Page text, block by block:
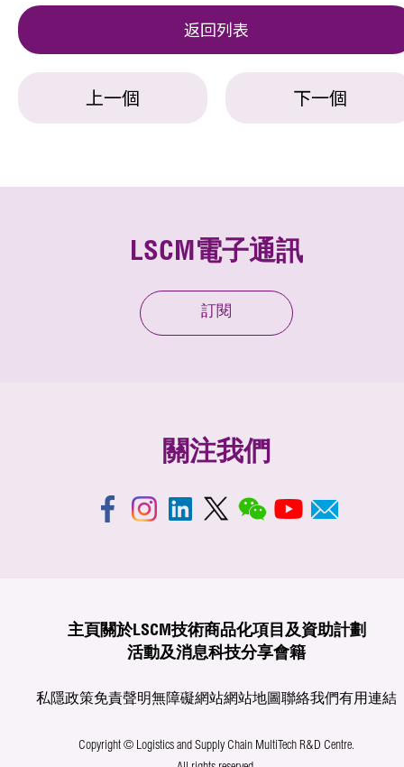
返回列表
上一個 下一個
LSCM電子通訊
訂閱
關注我們
主頁 關於LSCM技術商品化項目及資助計劃
活動及消息科技分享會籍
私隱政策免責聲明無障礙網站網站地圖聯絡我們有用連結
Copyright © Logistics and Supply Chain MultiTech R&D Centre.